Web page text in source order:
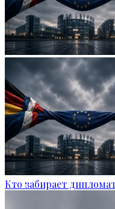
Кто забирает